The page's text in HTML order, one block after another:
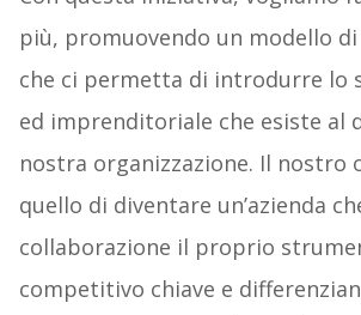
più, promuovendo un modello
che ci permetta di introdurre lo
ed imprenditoriale che esiste al
nostra organizzazione. Il nostro
quello di diventare un’azienda
collaborazione il proprio
competitivo chiave e